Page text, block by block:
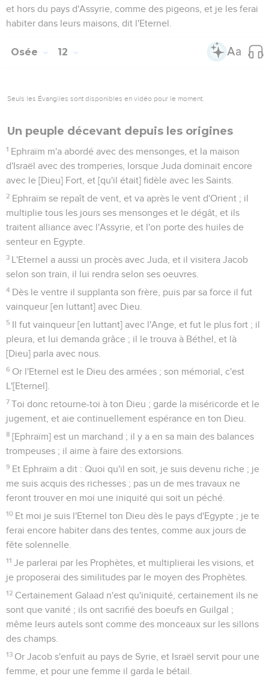
et hors du pays d'Assyrie, comme des pigeons, et je les ferai
habiter dans leurs maisons, dit l'Eternel.
Osée 12
Seuls les Évangiles sont disponibles en vidéo pour le moment.
Un peuple décevant depuis les origines
1 Ephraïm m'a abordé avec des mensonges, et la maison
d'Israël avec des tromperies, lorsque Juda dominait encore
avec le [Dieu] Fort, et [qu'il était] fidèle avec les Saints.
2 Ephraïm se repaît de vent, et va après le vent d'Orient ; il
multiplie tous les jours ses mensonges et le dégât, et ils
traitent alliance avec l'Assyrie, et l'on porte des huiles de
senteur en Egypte.
3 L'Eternel a aussi un procès avec Juda, et il visitera Jacob
selon son train, il lui rendra selon ses oeuvres.
4 Dès le ventre il supplanta son frère, puis par sa force il fut
vainqueur [en luttant] avec Dieu.
5 Il fut vainqueur [en luttant] avec l'Ange, et fut le plus fort ; il
pleura, et lui demanda grâce ; il le trouva à Béthel, et là
[Dieu] parla avec nous.
6 Or l'Eternel est le Dieu des armées ; son mémorial, c'est
L'[Eternel].
7 Toi donc retourne-toi à ton Dieu ; garde la miséricorde et le
jugement, et aie continuellement espérance en ton Dieu.
8 [Ephraïm] est un marchand ; il y a en sa main des balances
trompeuses ; il aime à faire des extorsions.
9 Et Ephraïm a dit : Quoi qu'il en soit, je suis devenu riche ; je
me suis acquis des richesses ; pas un de mes travaux ne
feront trouver en moi une iniquité qui soit un péché.
10 Et moi je suis l'Eternel ton Dieu dès le pays d'Egypte ; je te
ferai encore habiter dans des tentes, comme aux jours de
fête solennelle.
11 Je parlerai par les Prophètes, et multiplierai les visions, et
je proposerai des similitudes par le moyen des Prophètes.
12 Certainement Galaad n'est qu'iniquité, certainement ils ne
sont que vanité ; ils ont sacrifié des boeufs en Guilgal ;
même leurs autels sont comme des monceaux sur les sillons
des champs.
13 Or Jacob s'enfuit au pays de Syrie, et Israël servit pour une
femme, et pour une femme il garda le bétail.